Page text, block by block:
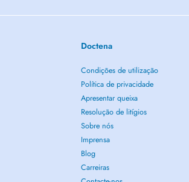
Doctena
Condições de utilização
Política de privacidade
Apresentar queixa
Resolução de litígios
Sobre nós
Imprensa
Blog
Carreiras